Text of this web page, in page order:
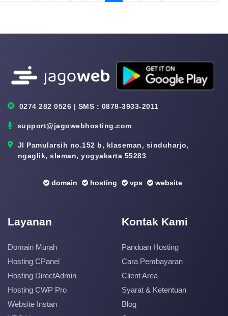
0274 282 0526 | SMS : 0878-3933-2011
support@jagowebhosting.com
Jl Pamularsih no.152 b, klaseman, sinduharjo,
ngaglik, sleman, yogyakarta 55283
domain hosting vps website
Layanan
Domain Murah
Hosting CPanel
Hosting DirectAdmin
Hosting CWP Pro
Website Instan
Kontak Kami
Panduan Hosting
Cara Pembayaran
Client Area
Syarat & Ketentuan
Blog